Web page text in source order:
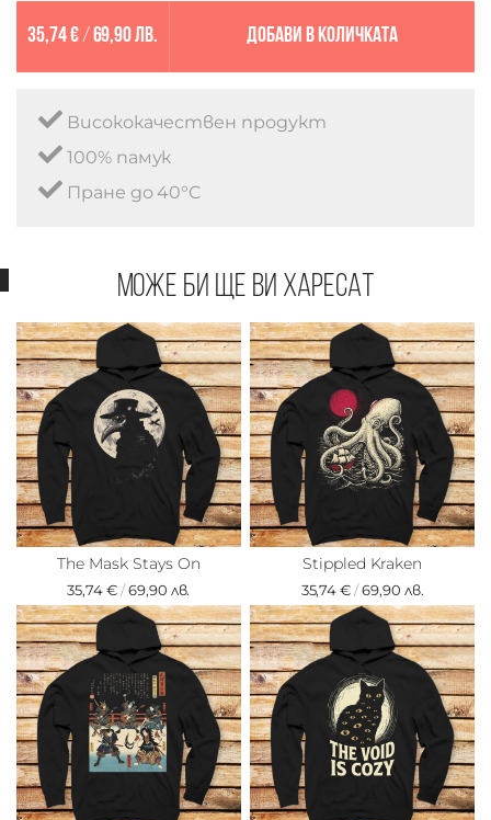
35,74 €/ 69,90 лв. Добави в количката
Висококачествен продукт
100% памук
Пране до 40°C
Може би ще ви харесат
The Mask Stays On
35,74 €/69,90 лв.
Stippled Kraken
35,74 €/69,90 лв.